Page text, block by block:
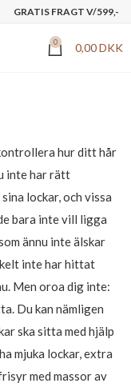
GRATIS FRAGT V/599,-
0 0,00DKK
hur ditt hår
inte har rätt
lockar, och vissa
bara inte vill ligga
ännu inte älskar
inte har hittat
Men oroa dig inte:
Du kan nämligen
ska sitta med hjälp
mjuka lockar, extra
med massor av